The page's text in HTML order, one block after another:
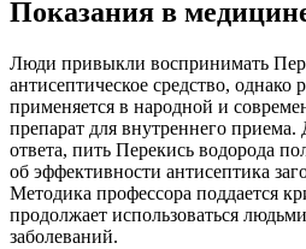
Показания в
Люди привыкли воспринимать
антисептическое средство, однако
применяется в народной и
препарат для внутреннего
ответа, пить Перекись водорода
об эффективности антисептика
Методика профессора поддается
продолжает использоваться
заболеваний.